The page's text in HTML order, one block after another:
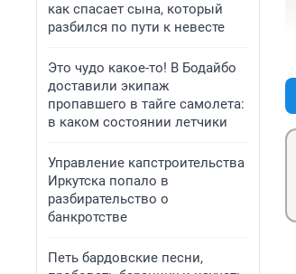
как спасает сына, который
разбился по пути к невесте
Это чудо какое-то! В Бодайбо
доставили экипаж
пропавшего в тайге самолета:
в каком состоянии летчики
Управление капстроительства
Иркутска попало в
разбирательство о
банкротстве
Петь бардовские песни,